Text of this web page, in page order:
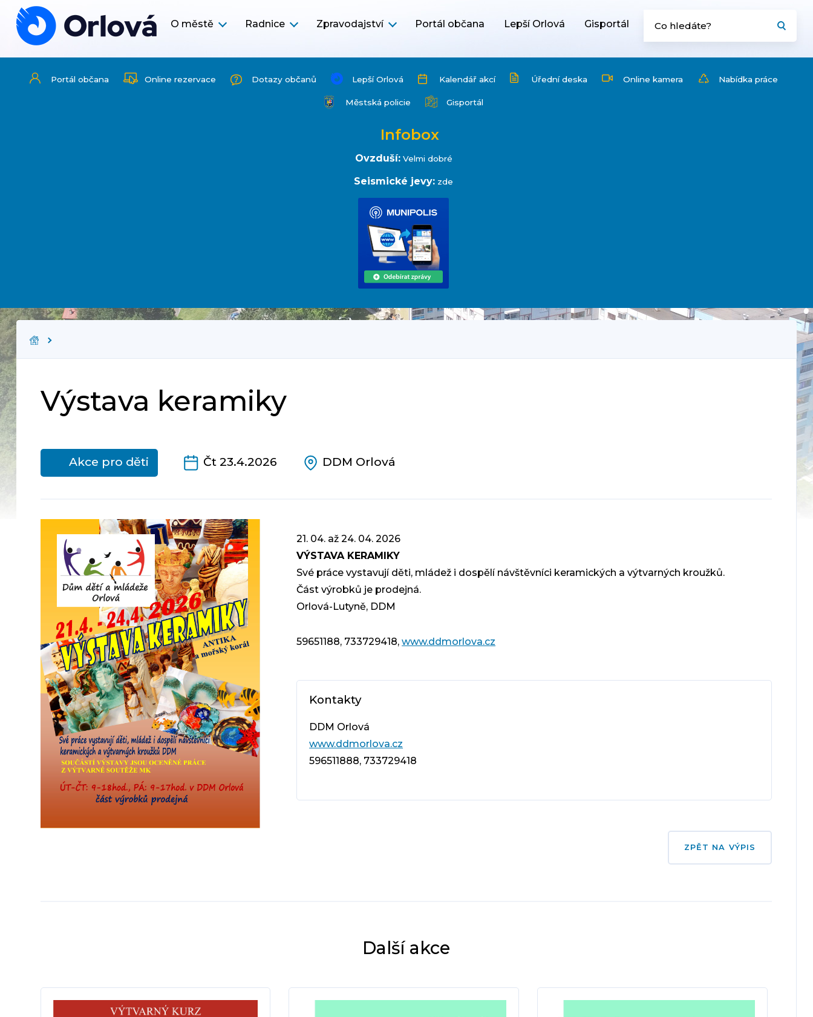
O městě Radnice Zpravodajství Portál občana Lepší Orlová Gisportál
Portál občana Online rezervace Dotazy občanů Lepší Orlová Kalendář akcí Úřední deska Online kamera Nabídka práce
Městská policie Gisportál
Infobox
Ovzduší: Velmi dobré
Seismické jevy: zde
Výstava keramiky
Akce pro děti Čt 23.4.2026 DDM Orlová
21. 04. až 24. 04. 2026
VÝSTAVA KERAMIKY
Své práce vystavují děti, mládež i dospělí návštěvníci keramických a výtvarných kroužků.
Část výrobků je prodejná.
Orlová-Lutyně, DDM
59651188, 733729418,www.ddmorlova.cz
Kontakty
DDM Orlová
www.ddmorlova.cz
596511888, 733729418
ZPĚT NA VÝPIS
Další akce